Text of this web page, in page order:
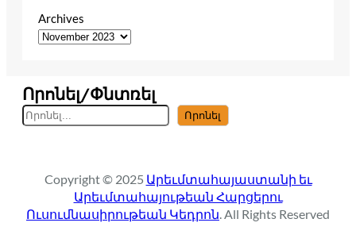
Archives
Որոնել/Փնտռել
S
e
c
h
Որոնել
Copyright © 2025 Արեւմտահայաստանի եւ
Արեւմտահայութեան Հարցերու
Ուսումնասիրութեան Կեդրոն. All Rights Reserved